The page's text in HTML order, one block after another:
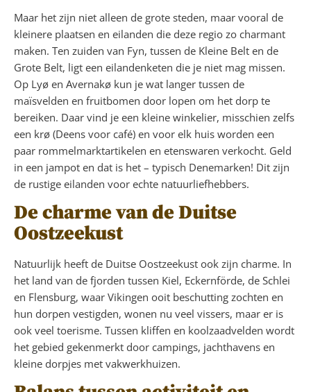
Maar het zijn niet alleen de grote steden, maar vooral de
kleinere plaatsen en eilanden die deze regio zo charmant
maken. Ten zuiden van Fyn, tussen de Kleine Belt en de
Grote Belt, ligt een eilandenketen die je niet mag missen.
Op Lyø en Avernakø kun je wat langer tussen de
maïsvelden en fruitbomen door lopen om het dorp te
bereiken. Daar vind je een kleine winkelier, misschien zelfs
een krø (Deens voor café) en voor elk huis worden een
paar rommelmarktartikelen en etenswaren verkocht. Geld
in een jampot en dat is het – typisch Denemarken! Dit zijn
de rustige eilanden voor echte natuurliefhebbers.
De charme van de Duitse
Oostzeekust
Natuurlijk heeft de Duitse Oostzeekust ook zijn charme. In
het land van de fjorden tussen Kiel, Eckernförde, de Schlei
en Flensburg, waar Vikingen ooit beschutting zochten en
hun dorpen vestigden, wonen nu veel vissers, maar er is
ook veel toerisme. Tussen kliffen en koolzaadvelden wordt
het gebied gekenmerkt door campings, jachthavens en
kleine dorpjes met vakwerkhuizen.